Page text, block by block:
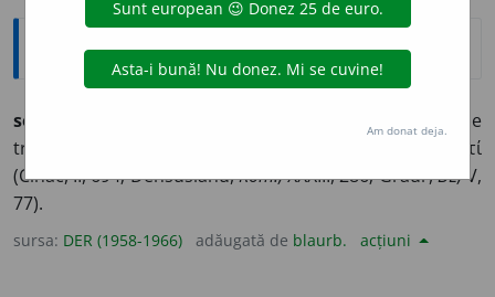
Etimologice
sert
– Cutie, parte a unei mobile care se
trage afară. –
συράτί
(Cihac, II, 694; Densusianu,Rom.,XXXIII, 286; Graur,BL,V,
77).
sursa: DER (1958-1966) adăugată de blaurb. acțiuni
Am donat deja.